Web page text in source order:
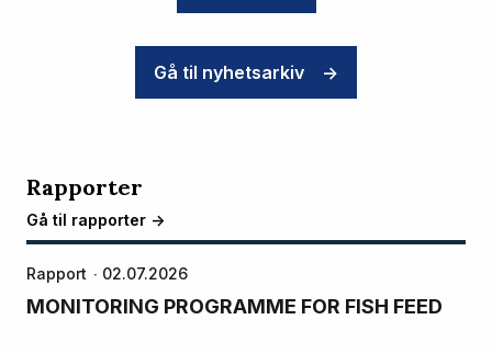
Gå til nyhetsarkiv ->
Rapporter
Gå til rapporter ->
Rapport 02.07.2026
MONITORING PROGRAMME FOR FISH FEED